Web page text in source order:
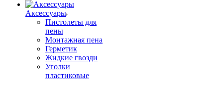
Аксессуары
Пистолеты для
пены
Монтажная пена
Герметик
Жидкие гвозди
Уголки
пластиковые